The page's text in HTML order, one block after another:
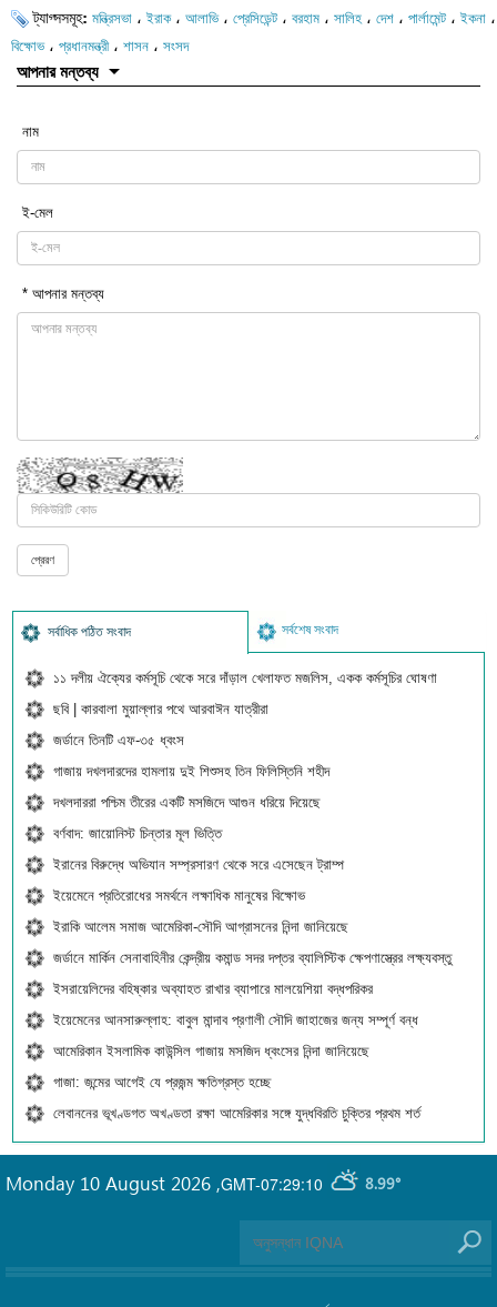
ট্যাগ্সসমূহ: মন্ত্রিসভা ،ইরাক، আলাভি، প্রেসিডেন্ট ، বরহাম ، সালিহ ، দেশ ، পার্লামেন্ট ،ইকনা ،
বিক্ষোভ، প্রধানমন্ত্রী، শাসন ، সংসদ
আপনার মন্তব্য
নাম
ই-মেল
* আপনার মন্তব্য
সর্বাধিক পঠিত সংবাদ সর্বশেষ সংবাদ
১১ দলীয় ঐক্যের কর্মসূচি থেকে সরে দাঁড়াল খেলাফত মজলিস, একক কর্মসূচির ঘোষণা
ছবি | কারবালা মুয়াল্লার পথে আরবাঈন যাত্রীরা
জর্ডানে তিনটি এফ-৩৫ ধ্বংস
গাজায় দখলদারদের হামলায় দুই শিশুসহ তিন ফিলিস্তিনি শহীদ
দখলদাররা পশ্চিম তীরের একটি মসজিদে আগুন ধরিয়ে দিয়েছে
বর্ণবাদ: জায়োনিস্ট চিন্তার মূল ভিত্তি
ইরানের বিরুদ্ধে অভিযান সম্প্রসারণ থেকে সরে এসেছেন ট্রাম্প
ইয়েমেনে প্রতিরোধের সমর্থনে লক্ষাধিক মানুষের বিক্ষোভ
ইরাকি আলেম সমাজ আমেরিকা-সৌদি আগ্রাসনের নিন্দা জানিয়েছে
জর্ডানে মার্কিন সেনাবাহিনীর কেন্দ্রীয় কমান্ড সদর দপ্তর ব্যালিস্টিক ক্ষেপণাস্ত্রের লক্ষ্যবস্তু
ইসরায়েলিদের বহিষ্কার অব্যাহত রাখার ব্যাপারে মালয়েশিয়া বদ্ধপরিকর
ইয়েমেনের আনসারুল্লাহ: বাবুল মান্দাব প্রণালী সৌদি জাহাজের জন্য সম্পূর্ণ বন্ধ
আমেরিকান ইসলামিক কাউন্সিল গাজায় মসজিদ ধ্বংসের নিন্দা জানিয়েছে
গাজা: জন্মের আগেই যে প্রজন্ম ক্ষতিগ্রস্ত হচ্ছে
লেবাননের ভূখণ্ডগত অখণ্ডতা রক্ষা আমেরিকার সঙ্গে যুদ্ধবিরতি চুক্তির প্রথম শর্ত
GMT-07:29:10 8.99°
Monday 10 August 2026 ,